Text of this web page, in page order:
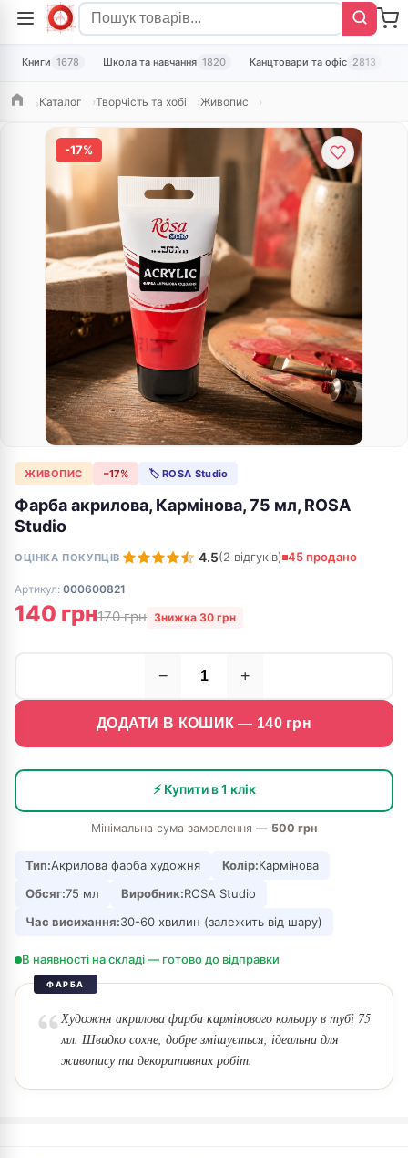
Книги 1678 Школа та навчання 1820 Канцтовари та офіс 2813
ГоловнаКаталог Творчість та хобі Живопис
-17%
ЖИВОПИС −17% 🏷 ROSA Studio
Фарба акрилова, Кармінова, 75 мл, ROSA
Studio
ОЦІНКА ПОКУПЦІВ 4.5(2 відгуків) 45 продано
Артикул: 000600821
140 грн170 грн Знижка 30 грн
− +
ДОДАТИ В КОШИК — 140грн
⚡ Купити в 1 клік
Мінімальна сума замовлення — 500 грн
Тип:Акрилова фарба художня Колір:Кармінова
Обсяг:75 мл Виробник:ROSA Studio
Час висихання:30-60 хвилин (залежить від шару)
В наявності на складі — готово до відправки
ФАРБА
Художня акрилова фарба кармінового кольору в тубі 75
мл. Швидко сохне, добре змішується, ідеальна для
живопису та декоративних робіт.